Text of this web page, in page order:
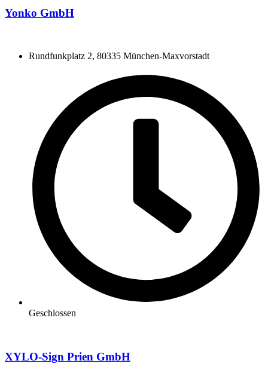
Yonko GmbH
Rundfunkplatz 2, 80335 München-Maxvorstadt
Geschlossen
XYLO-Sign Prien GmbH